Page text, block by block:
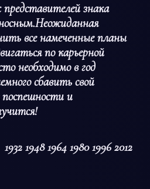
представителей знака
все намеченные планы
по карьерной
необходимо в год
сбавить свой
и
1932 1948 1964 1980 1996 2012